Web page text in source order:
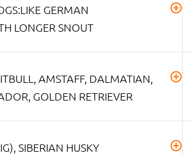
GERMAN
LONGER SNOUT
AMSTAFF, DALMATIAN,
GOLDEN RETRIEVER
SIBERIAN HUSKY